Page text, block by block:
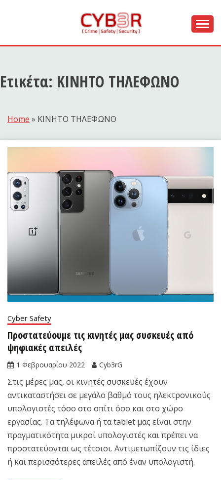
CYB3R
Ετικέτα: ΚΙΝΗΤΟ ΤΗΛΕΦΩΝΟ
Home » ΚΙΝΗΤΟ ΤΗΛΕΦΩΝΟ
Cyber Safety
Προστατεύουμε τις κινητές μας συσκευές από
ψηφιακές απειλές
1 Φεβρουαρίου 2022 Cyb3rG
Στις μέρες μας, οι κινητές συσκευές έχουν
αντικαταστήσει σε μεγάλο βαθμό τους ηλεκτρονικούς
υπολογιστές τόσο στο σπίτι όσο και στο χώρο
εργασίας. Τα τηλέφωνα ή τα tablet μας είναι στην
πραγματικότητα μικροί υπολογιστές και πρέπει να
προστατεύονται ως τέτοιοι. Αντιμετωπίζουν τις ίδιες
ή και περισσότερες απειλές από έναν υπολογιστή.